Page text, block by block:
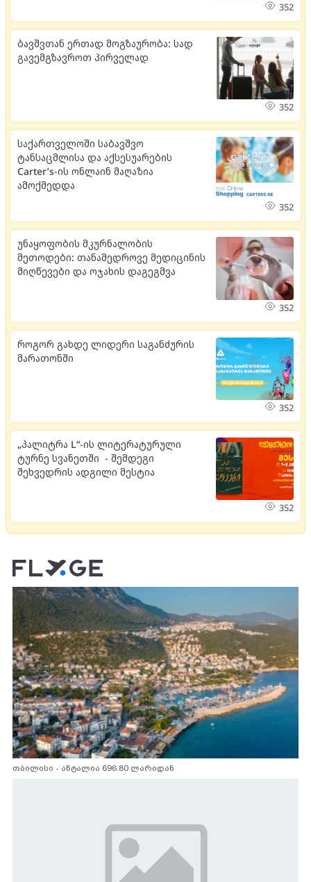
352
ბავშვთან ერთად მოგზაურობა: სად
გავემგზავროთ პირველად
352
საქართველოში საბავშვო
ტანსაცმლისა და აქსესუარების
Carter’s-ის ონლაინ მაღაზია
ამოქმედდა
352
უნაყოფობის მკურნალობის
მეთოდები: თანამედროვე მედიცინის
მიღწევები და ოჯახის დაგეგმვა
352
როგორ გახდე ლიდერი საგანძურის
მარათონში
352
„პალიტრა L“-ის ლიტერატურული
ტურნე სვანეთში - შემდეგი
შეხვედრის ადგილი მესტია
352
თბილისი - ანტალია 696.80 ლარიდან